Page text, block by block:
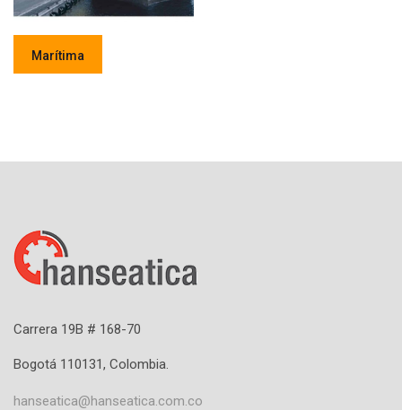
Marítima
Carrera 19B # 168-70
Bogotá 110131, Colombia.
hanseatica@hanseatica.com.co